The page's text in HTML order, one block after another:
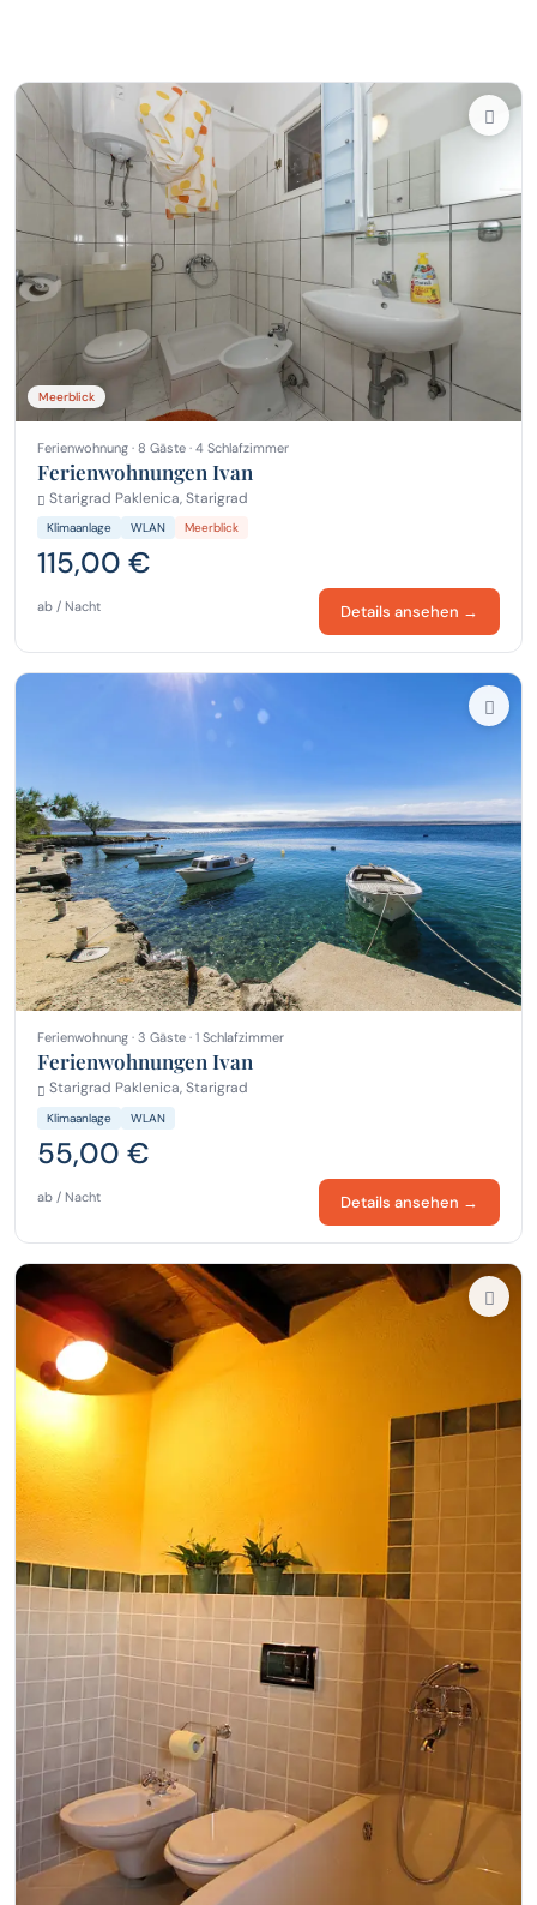
Meerblick
Ferienwohnung · 8 Gäste · 4 Schlafzimmer
Ferienwohnungen Ivan
Starigrad Paklenica, Starigrad
Klimaanlage WLAN Meerblick
115,00 €
ab / Nacht Details ansehen →
Ferienwohnung · 3 Gäste · 1 Schlafzimmer
Ferienwohnungen Ivan
Starigrad Paklenica, Starigrad
Klimaanlage WLAN
55,00 €
ab / Nacht Details ansehen →